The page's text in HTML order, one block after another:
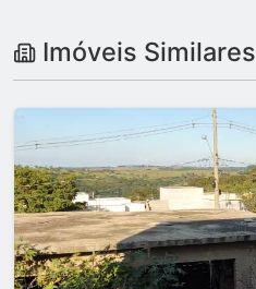
Imóveis Similares